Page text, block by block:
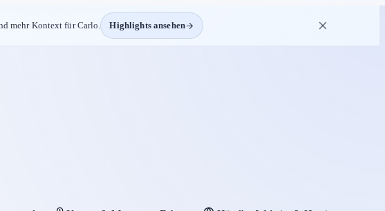
mehr Kontext für Carlo. Highlights ansehen